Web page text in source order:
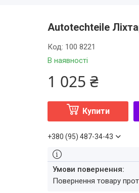
Autotechteile
В наявності
Код: 100 8221
1 025 ₴
Купити
+380 (95) 487-34-43
повернення товару